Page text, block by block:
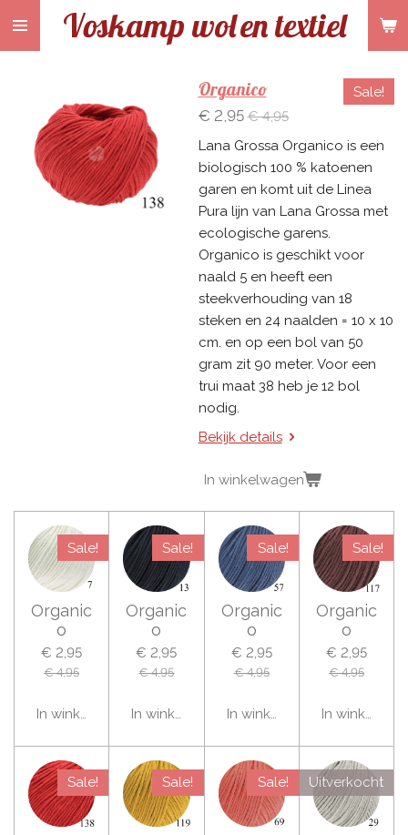
Ga
hoofdinhoud
Voskamp wolen textiel
Sale!
Organico
€ 2,95 € 4,95
Lana Grossa Organico is een
biologisch 100 % katoenen
garen en komt uit de Linea
Pura lijn van Lana Grossa met
ecologische garens.
Organico is geschikt voor
naald 5 en heeft een
steekverhouding van 18
steken en 24 naalden = 10 x 10
cm. en op een bol van 50
gram zit 90 meter. Voor een
trui maat 38 heb je 12 bol
nodig.
Bekijk details
In winkelwagen
Sale!
Organic
o
€ 2,95
€ 4,95
In winkelwagen
Sale!
Organic
o
€ 2,95
€ 4,95
In winkelwagen
Sale!
Organic
o
€ 2,95
€ 4,95
In winkelwagen
Sale!
Organic
o
€ 2,95
€ 4,95
In
Sale! Sale! Sale! Uitverkocht